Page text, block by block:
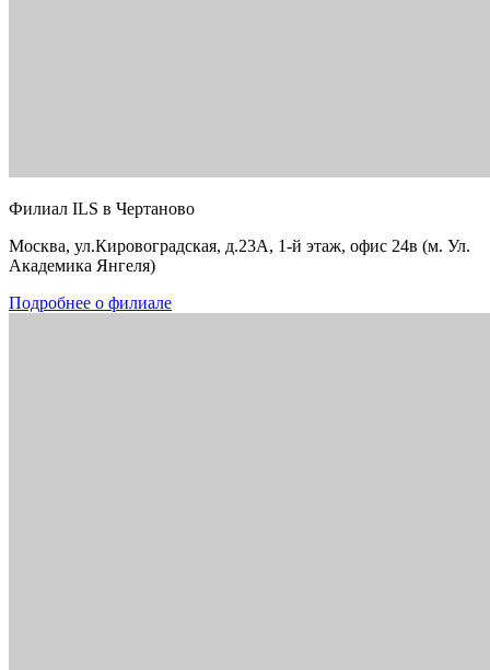
Филиал ILS в Чертаново
Москва, ул.Кировоградская, д.23А, 1-й этаж, офис 24в (м. Ул.
Академика Янгеля)
Подробнее о филиале